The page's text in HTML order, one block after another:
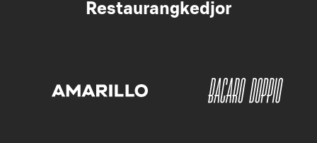
Restaurangkedjor